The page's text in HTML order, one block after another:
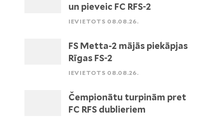
un pieveic FC RFS-2
IEVIETOTS 08.08.26.
FS Metta-2 mājās piekāpjas
Rīgas FS-2
IEVIETOTS 08.08.26.
Čempionātu turpinām pret
FC RFS dublieriem